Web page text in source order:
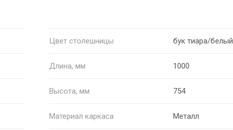
Цвет столешницы бук тиара/белый
Длина, мм 1000
Высота, мм 754
Материал каркаса Металл